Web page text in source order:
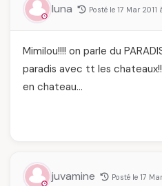
luna Posté le 17 Mar 2011
Mimilou!!!! on parle du
paradis avec tt les
en chateau…
juvamine Posté le 17